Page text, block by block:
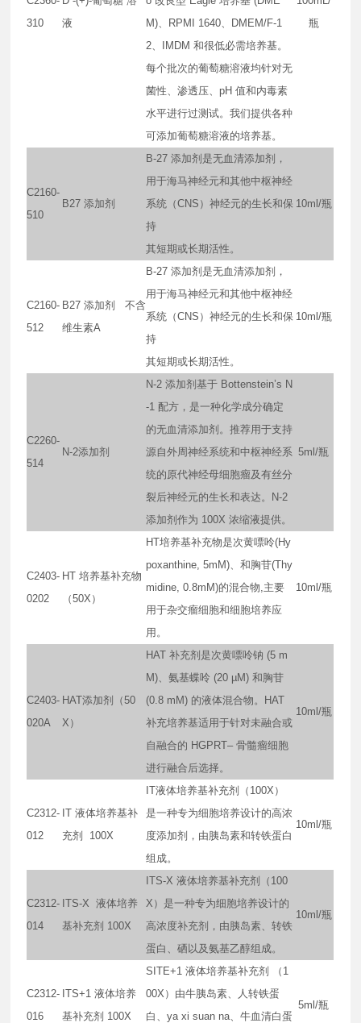
310
液
M)、RPMI 1640、DMEM/F-1
2、IMDM 和很低必需培养基。
每个批次的葡萄糖溶液均针对无
菌性、渗透压、pH 值和内毒素
水平进行过测试。我们提供各种
可添加葡萄糖溶液的培养基。
瓶
C2160-
510
B27 添加剂
B-27 添加剂是无血清添加剂，
用于海马神经元和其他中枢神经
系统（CNS）神经元的生长和保
持
其短期或长期活性。
10ml/瓶
C2160-
512
B27 添加剂 不含
维生素A
B-27 添加剂是无血清添加剂，
用于海马神经元和其他中枢神经
系统（CNS）神经元的生长和保
持
其短期或长期活性。
10ml/瓶
C2260-
514
N-2添加剂
N-2 添加剂基于 Bottenstein’s N
-1 配方，是一种化学成分确定
的无血清添加剂。推荐用于支持
源自外周神经系统和中枢神经系
统的原代神经母细胞瘤及有丝分
裂后神经元的生长和表达。N-2
添加剂作为 100X 浓缩液提供。
5ml/瓶
C2403-
0202
HT 培养基补充物
（50X）
HT培养基补充物是次黄嘌呤(Hy
poxanthine, 5mM)、和胸苷(Thy
midine, 0.8mM)的混合物,主要
用于杂交瘤细胞和细胞培养应
用。
10ml/瓶
C2403-
020A
HAT添加剂（50
X）
HAT 补充剂是次黄嘌呤钠 (5 m
M)、氨基蝶呤 (20 µM) 和胸苷
(0.8 mM) 的液体混合物。HAT
补充培养基适用于针对未融合或
自融合的 HGPRT– 骨髓瘤细胞
进行融合后选择。
10ml/瓶
C2312-
012
IT 液体培养基补
充剂 100X
IT液体培养基补充剂（100X）
是一种专为细胞培养设计的高浓
度添加剂，由胰岛素和转铁蛋白
组成。
10ml/瓶
C2312-
014
ITS-X 液体培养
基补充剂 100X
ITS-X 液体培养基补充剂（100
X）是一种专为细胞培养设计的
高浓度补充剂，由胰岛素、转铁
蛋白、硒以及氨基乙醇组成。
10ml/瓶
C2312-
016
ITS+1 液体培养
基补充剂 100X
SITE+1 液体培养基补充剂 （1
00X）由牛胰岛素、人转铁蛋
白、ya xi suan na、牛血清白蛋
5ml/瓶